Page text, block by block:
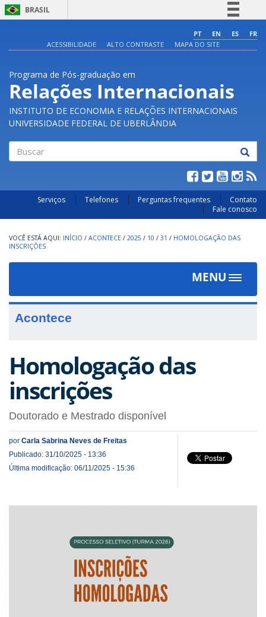
BRASIL
Comunica BR
Acesso à informação
Legislação
PT EN ES
FR
ACESSIBILIDADE
ALTO CONTRASTE MAPA DO SITE
Programa de Pós-graduação em
Relações Internacionais
INSTITUTO DE ECONOMIA E RELAÇÕES INTERNACIONAIS
UNIVERSIDADE FEDERAL DE UBERLÂNDIA
Serviços Telefones Perguntas frequentes
Contato
Fale conosco
INÍCIO / ACONTECE / 2025 / 10 / 31 / HOMOLOGAÇÃO DAS
INSCRIÇÕES
MENU
Toggle
Acontece
Homologação das
inscrições
Doutorado e Mestrado disponível
por Carla Sabrina Neves de Freitas
Publicado: 31/10/2025 - 13:36
Última modificação: 06/11/2025 - 15:36